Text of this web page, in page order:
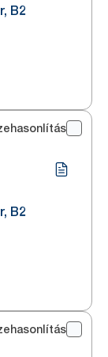
B2
B2